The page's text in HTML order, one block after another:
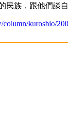
民族，跟他們談
column/kuroshio/